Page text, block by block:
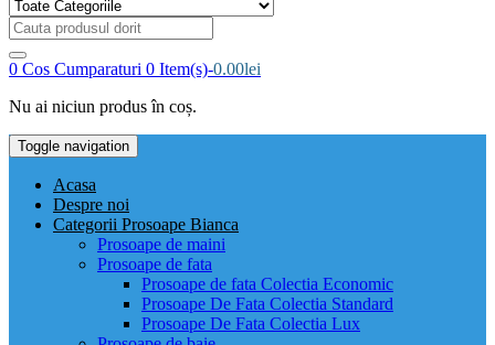
Cauta
produsul
dorit:
0 Cos Cumparaturi 0 Item(s)-0.00lei
Nu ai niciun produs în coș.
Toggle navigation
Acasa
Despre noi
Categorii Prosoape Bianca
Prosoape de maini
Prosoape de fata
Prosoape de fata Colectia Economic
Prosoape De Fata Colectia Standard
Prosoape De Fata Colectia Lux